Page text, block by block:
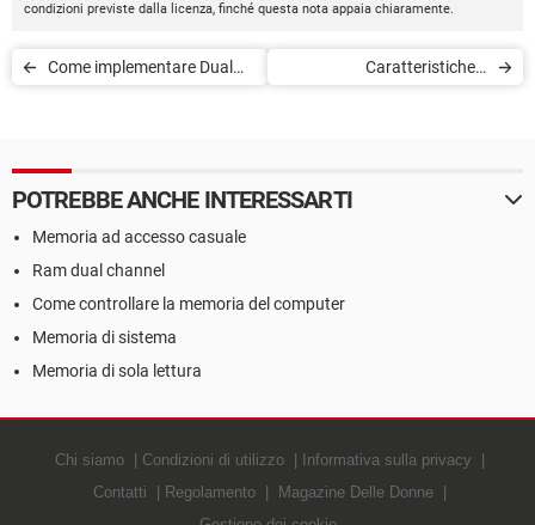
condizioni previste dalla licenza, finché questa nota appaia chiaramente.
Come implementare Dual
Caratteristiche e
POTREBBE ANCHE INTERESSARTI
Memoria ad accesso casuale
Ram dual channel
Come controllare la memoria del computer
Memoria di sistema
Memoria di sola lettura
Chi siamo Condizioni di utilizzo
Informativa sulla privacy
Contatti
Regolamento
Magazine Delle Donne